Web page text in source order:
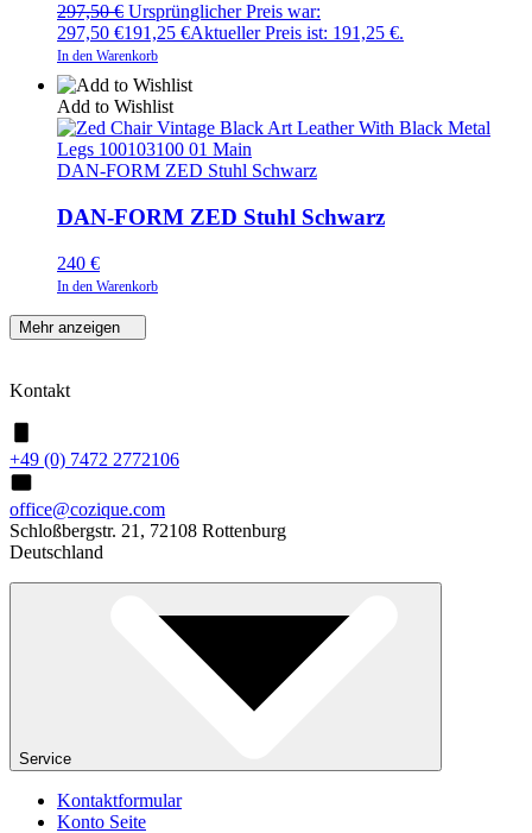
297,50€ Ursprünglicher Preis war:
297,50 €191,25 €Aktueller Preis ist: 191,25 €.
In den Warenkorb
Add to Wishlist
DAN-FORM ZED Stuhl Schwarz
DAN-FORM ZED Stuhl Schwarz
240 €
In den Warenkorb
Mehr anzeigen
Kontakt
+49 (0) 7472 2772106
office@cozique.com
Schloßbergstr. 21, 72108 Rottenburg
Deutschland
Service
Kontaktformular
Konto Seite